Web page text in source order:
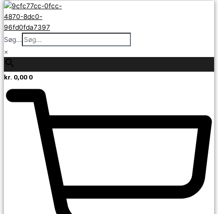
Søg...
×
kr. 0,00 0